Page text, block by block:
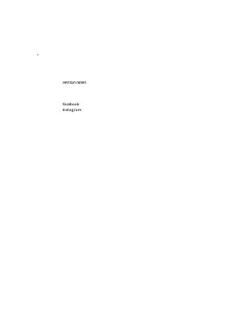
רשתות חברתיות
Facebook
Instagram